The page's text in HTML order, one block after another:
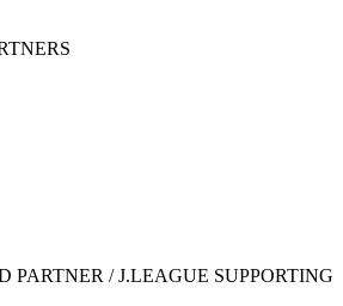
PARTNER / J.LEAGUE SUPPORTING